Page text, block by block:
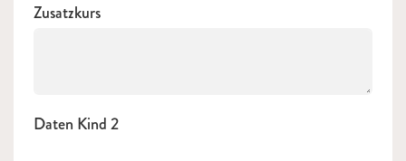
Zusatzkurs
Daten Kind 2